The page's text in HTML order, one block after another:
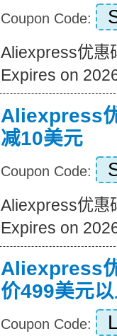
Coupon Code:
Aliexpress优惠
Expires on
Aliexpress
减10美元
Coupon Code:
Aliexpress优惠
Expires on
Aliexpress
价499美元
Coupon Code: